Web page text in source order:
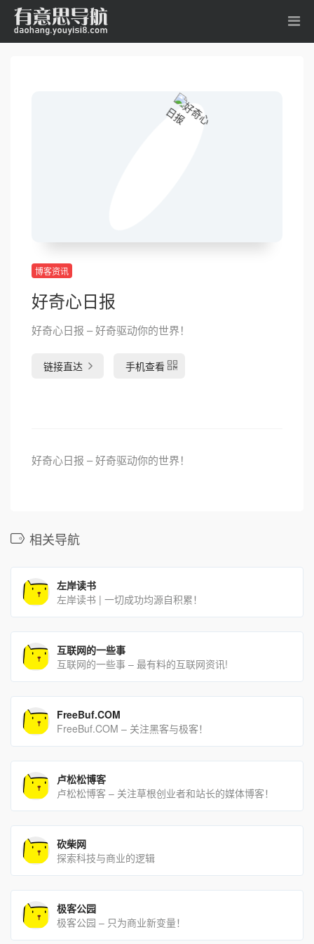
博客资讯
好奇心日报
好奇心日报 – 好奇驱动你的世界！
链接直达 手机查看
好奇心日报 – 好奇驱动你的世界！
相关导航
左岸读书
左岸读书 | 一切成功均源自积累！
互联网的一些事
互联网的一些事 – 最有料的互联网资讯!
FreeBuf.COM
FreeBuf.COM – 关注黑客与极客！
卢松松博客
卢松松博客 – 关注草根创业者和站长的媒体博客！
砍柴网
探索科技与商业的逻辑
极客公园
极客公园 – 只为商业新变量！